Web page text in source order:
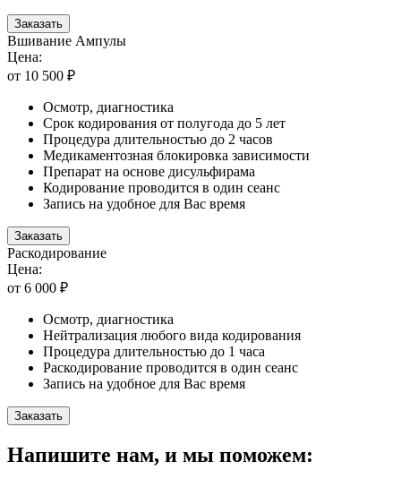
Заказать
Вшивание Ампулы
Цена:
от 10 500 ₽
Осмотр, диагностика
Срок кодирования от полугода до 5 лет
Процедура длительностью до 2 часов
Медикаментозная блокировка зависимости
Препарат на основе дисульфирама
Кодирование проводится в один сеанс
Запись на удобное для Вас время
Заказать
Раскодирование
Цена:
от 6 000 ₽
Осмотр, диагностика
Нейтрализация любого вида кодирования
Процедура длительностью до 1 часа
Раскодирование проводится в один сеанс
Запись на удобное для Вас время
Заказать
Напишите нам, и мы поможем: